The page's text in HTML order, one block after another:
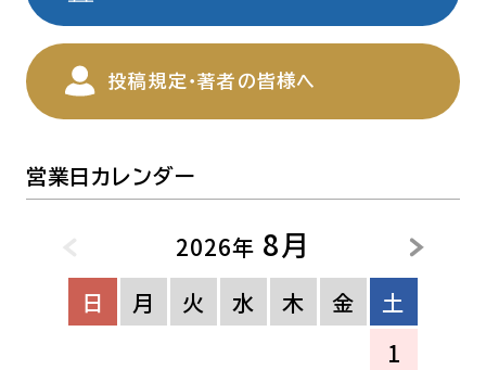
投稿規定・著者の皆様へ
営業日カレンダー
2026年 8月
日 月 火 水 木 金
土
1